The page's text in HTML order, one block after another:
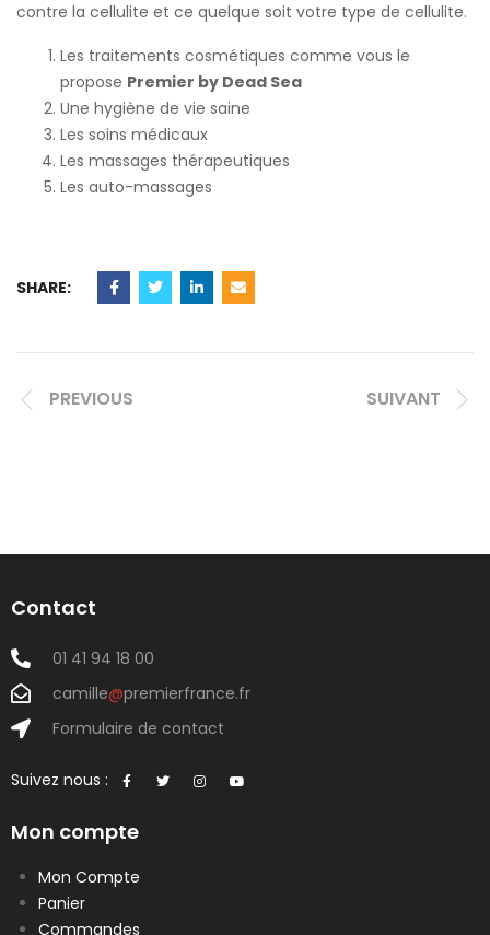
contre la cellulite et ce quelque soit votre type de cellulite.
Les traitements cosmétiques comme vous le
propose Premier by Dead Sea
Une hygiène de vie saine
Les soins médicaux
Les massages thérapeutiques
Les auto-massages
SHARE:
PREVIOUS SUIVANT
Contact
01 41 94 18 00
camille@premierfrance.fr
Formulaire de contact
Suivez nous :
Mon compte
Mon Compte
Panier
Commandes